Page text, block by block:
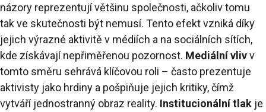
názory reprezentují většinu společnosti, ačkoliv tomu
tak ve skutečnosti být nemusí. Tento efekt vzniká díky
jejich výrazné aktivitě v médiích a na sociálních sítích,
kde získávají nepřiměřenou pozornost. Mediální vlivv
tomto směru sehrává klíčovou roli – často prezentuje
aktivisty jako hrdiny a pošpiňuje jejich kritiky, čímž
vytváří jednostranný obraz reality. Institucionální tlak je